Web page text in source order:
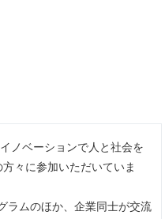
ノベーションで人と社会を
々に参加いただいていま
ラムのほか、企業同士が交流